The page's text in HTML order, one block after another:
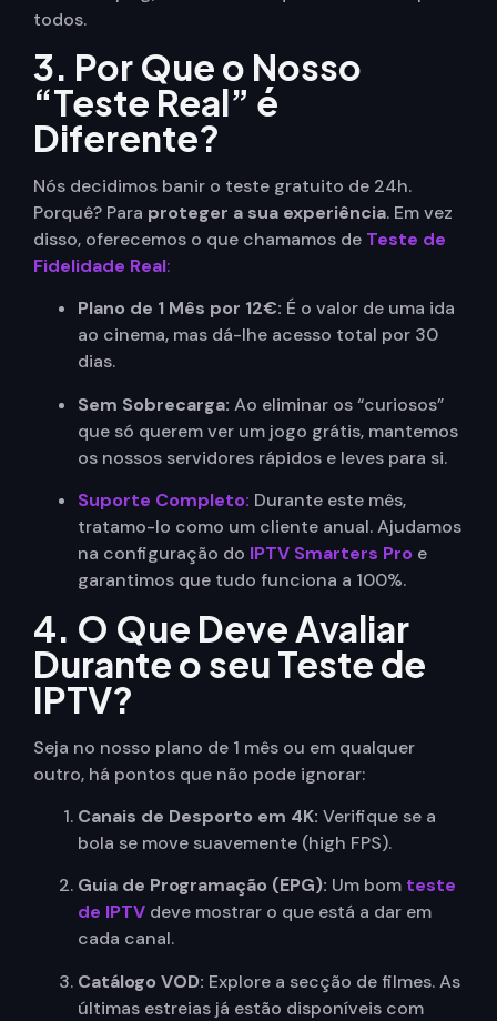
todos.
3. Por Que o Nosso
“Teste Real” é
Diferente?
Nós decidimos banir o teste gratuito de 24h.
Porquê? Para proteger a sua experiência. Em vez
disso, oferecemos o que chamamos de Teste de
Fidelidade Real:
Plano de 1 Mês por 12€: É o valor de uma ida
ao cinema, mas dá-lhe acesso total por 30
dias.
Sem Sobrecarga: Ao eliminar os “curiosos”
que só querem ver um jogo grátis, mantemos
os nossos servidores rápidos e leves para si.
Suporte Completo: Durante este mês,
tratamo-lo como um cliente anual. Ajudamos
na configuração do IPTV Smarters Pro e
garantimos que tudo funciona a 100%.
4. O Que Deve Avaliar
Durante o seu Teste de
IPTV?
Seja no nosso plano de 1 mês ou em qualquer
outro, há pontos que não pode ignorar:
Canais de Desporto em 4K: Verifique se a
bola se move suavemente (high FPS).
Guia de Programação (EPG): Um bom teste
de IPTV deve mostrar o que está a dar em
cada canal.
Catálogo VOD: Explore a secção de filmes. As
últimas estreias já estão disponíveis com